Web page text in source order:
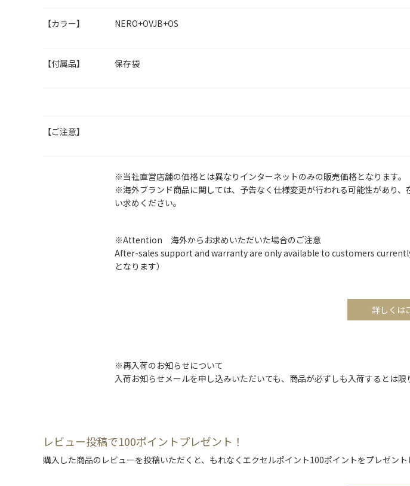
【カラー】 NERO+OVJB+OS
【付属品】 保存袋
【ご注意】
※当社直営店舗の価格とは異なりインターネットのみの販売価格となります。
※海外ブランド商品に関しては、予告なく仕様変更が行われる可能性があり
い求めください。
※Attention 海外からお求めいただいた場合のご注意
After-sales support and warranty are only available to customers currently
となります）
詳しくは
※再入荷のお知らせについて
入荷お知らせメールを申し込みいただいても、商品が必ずしも入荷するとは限
レビュー投稿で100ポイントプレゼント！
購入した商品のレビューを投稿いただくと、もれなくエクセルポイント100ポイントをプレゼント